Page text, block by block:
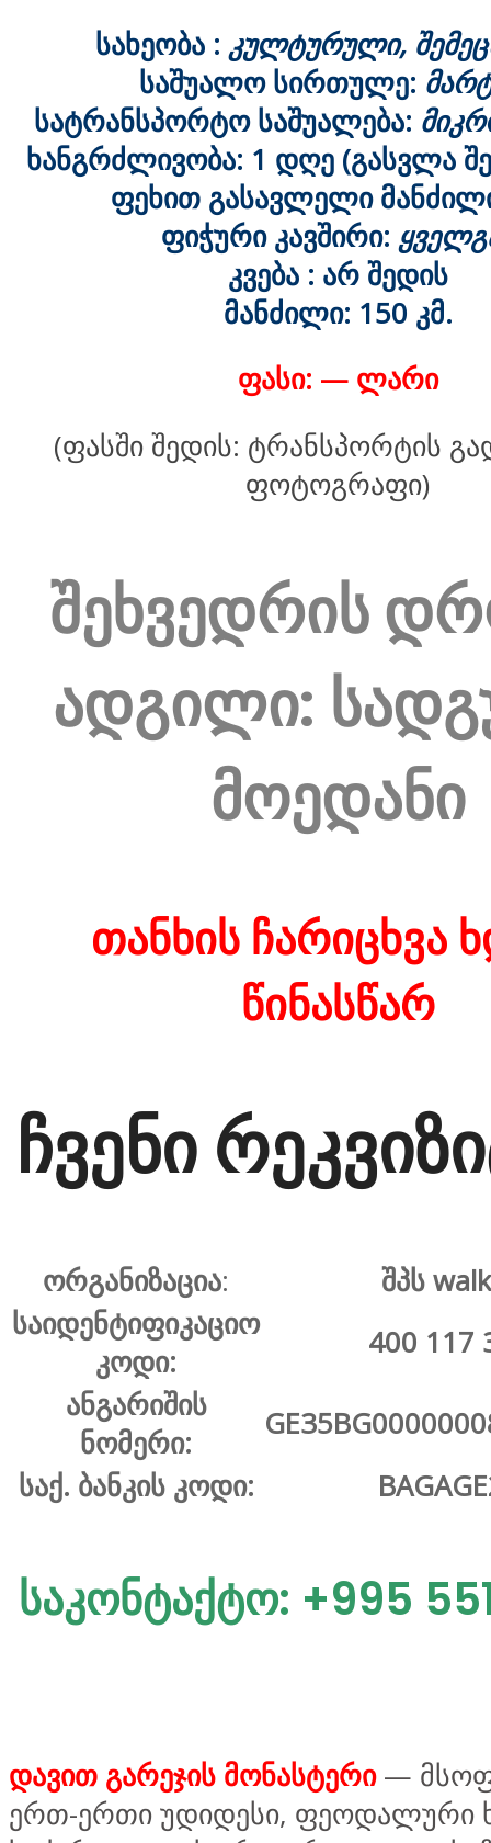
სახეობა : კულტურული,
საშუალო სირთულე:
სატრანსპორტო საშუალება:
ხანგრძლივობა: 1 დღე (გასვლა
ფეხით გასავლელი
ფიჭური კავშირი:
კვება : არ შედის
მანძილი: 150 კმ.
ფასი: — ლარი
(ფასში შედის: ტრანსპორტის
ფოტოგრაფი)
შეხვედრის
ადგილი:
მოედანი
თანხის ჩარიცხვა
წინასწარ
ჩვენი
ორგანიზაცია:
შპს
საიდენტიფიკაციო
კოდი:
400 117
ანგარიშის
ნომერი:
საქ. ბანკის კოდი:
საკონტაქტო: +995
დავით გარეჯის მონასტერი —
ერთ-ერთი უდიდესი, ფეოდალური